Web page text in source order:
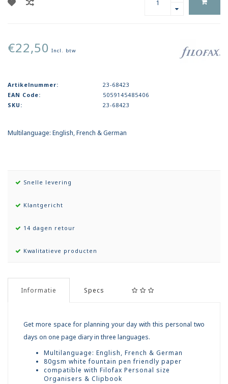
€22,50 Incl. btw
Artikelnummer:
23-68423
EAN Code:
5059145485406
SKU:
23-68423
Multilanguage: English, French & German
Snelle levering
Klantgericht
14 dagen retour
Kwalitatieve producten
Informatie Specs
Get more space for planning your day with this personal two
days on one page diary in three languages.
Multilanguage: English, French & German
80gsm white fountain pen friendly paper
compatible with Filofax Personal size
Organisers & Clipbook